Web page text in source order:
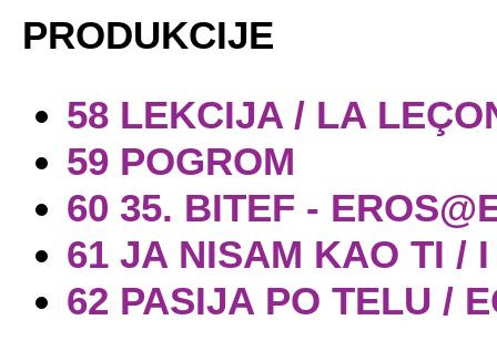
PRODUKCIJE
58 LEKCIJA / LA
59 POGROM
60 35. BITEF -
61 JA NISAM KAO TI /
62 PASIJA PO TELU /